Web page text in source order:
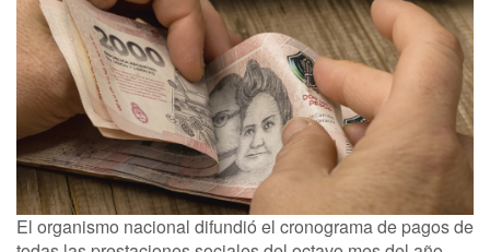
El organismo nacional difundió el cronograma de pagos de